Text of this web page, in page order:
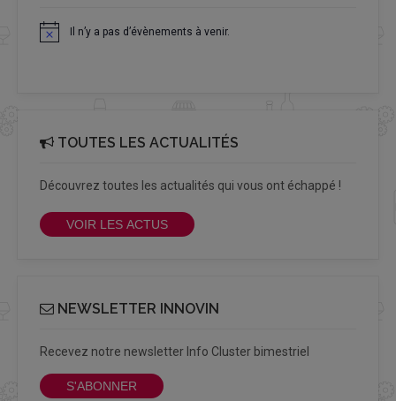
Notice Il n’y a pas d’évènements à venir.
TOUTES LES ACTUALITÉS
Découvrez toutes les actualités qui vous ont échappé !
VOIR LES ACTUS
NEWSLETTER INNOVIN
Recevez notre newsletter Info Cluster bimestriel
S'ABONNER